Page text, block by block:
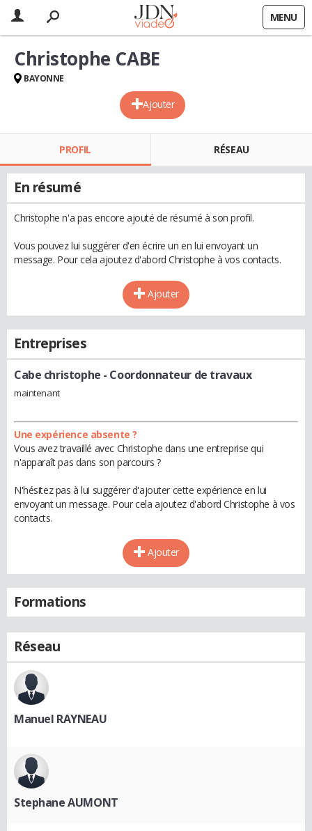
MENU
Ajouter
Christophe CABE
BAYONNE
PROFIL RÉSEAU
En résumé
Christophe n'a pas encore ajouté de résumé à son profil.
Vous pouvez lui suggérer d'en écrire un en lui envoyant un
message. Pour cela ajoutez d'abord Christophe à vos contacts.
Ajouter
Entreprises
Cabe christophe - Coordonnateur de travaux
maintenant
Une expérience absente ?
Vous avez travaillé avec Christophe dans une entreprise qui
n'apparaît pas dans son parcours ?
N'hésitez pas à lui suggérer d'ajouter cette expérience en lui
envoyant un message. Pour cela ajoutez d'abord Christophe à vos
contacts.
Ajouter
Formations
Réseau
Manuel RAYNEAU
Stephane AUMONT